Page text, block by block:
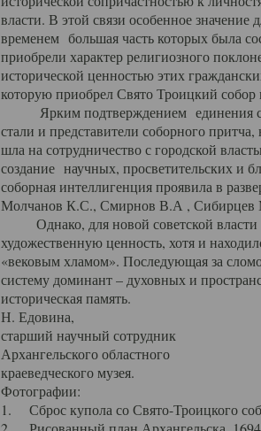
власти. В этой связи особенное
временем большая часть которых была
приобрели характер религиозного
исторической ценностью этих
которую приобрел Свято Троицкий собор
Ярким подтверждением единения
стали и представители соборного
шла на сотрудничество с городской
создание научных, просветительских и
соборная интеллигенция проявила в
Молчанов К.С., Смирнов В.А , Сибирцев
Однако, для новой советской власти
художественную ценность, хотя и
«вековым хламом». Последующая за
систему доминант – духовных и
историческая память.
Н. Едовина,
старший научный сотрудник
Архангельского областного
краеведческого музея.
Фотографии:
1. Сброс купола со Свято-Троицкого